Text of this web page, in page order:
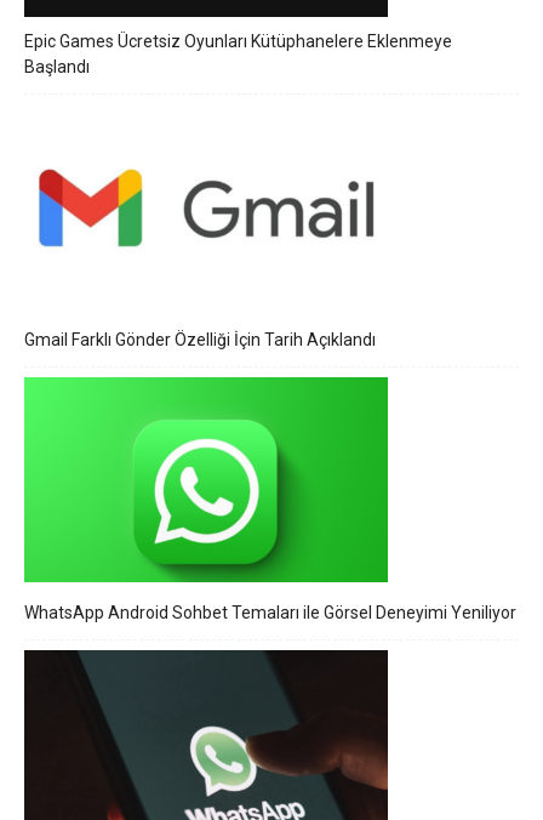
Epic Games Ücretsiz Oyunları Kütüphanelere Eklenmeye
Başlandı
Gmail Farklı Gönder Özelliği İçin Tarih Açıklandı
WhatsApp Android Sohbet Temaları ile Görsel Deneyimi Yeniliyor